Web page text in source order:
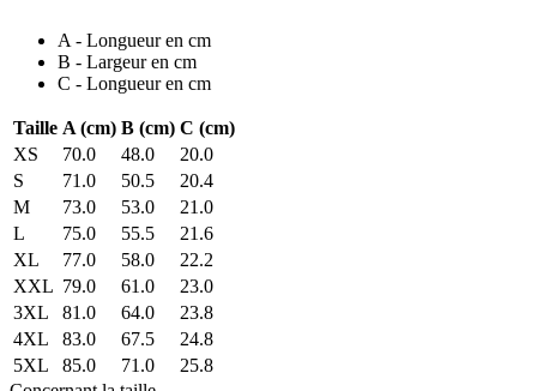
A - Longueur en cm
B - Largeur en cm
C - Longueur en cm
Taille A (cm) B (cm) C (cm)
XS
70.0 48.0
20.0
S
71.0 50.5
20.4
M
73.0 53.0
21.0
L
75.0 55.5
21.6
XL
77.0 58.0
22.2
XXL 79.0 61.0
23.0
3XL
81.0 64.0
23.8
4XL
83.0 67.5
24.8
5XL
85.0 71.0
25.8